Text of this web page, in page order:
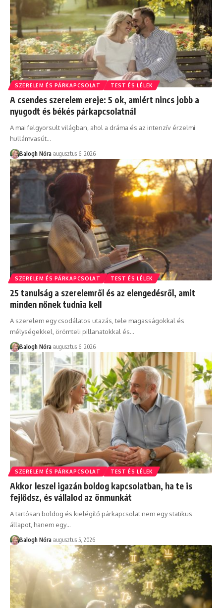
SZERELEM ÉS PÁRKAPCSOLAT TEST ÉS LÉLEK
A csendes szerelem ereje: 5 ok, amiért nincs jobb a
nyugodt és békés párkapcsolatnál
A mai felgyorsult világban, ahol a dráma és az intenzív érzelmi
hullámvasút…
Balogh Nóra augusztus 6, 2026
SZERELEM ÉS PÁRKAPCSOLAT TEST ÉS LÉLEK
25 tanulság a szerelemről és az elengedésről, amit
minden nőnek tudnia kell
A szerelem egy csodálatos utazás, tele magasságokkal és
mélységekkel, örömteli pillanatokkal és…
Balogh Nóra augusztus 6, 2026
SZERELEM ÉS PÁRKAPCSOLAT TEST ÉS LÉLEK
Akkor leszel igazán boldog kapcsolatban, ha te is
fejlődsz, és vállalod az önmunkát
A tartósan boldog és kielégítő párkapcsolat nem egy statikus
állapot, hanem egy…
Balogh Nóra augusztus 5, 2026